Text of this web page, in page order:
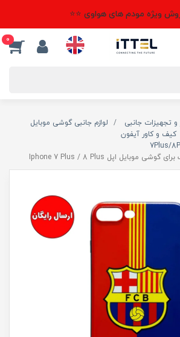
ویژه مودم های هواوی ⭐⭐
0
و تجهیزات جانبی
لوازم جانبی گوشی موبایل
کیف و کاور آیفون